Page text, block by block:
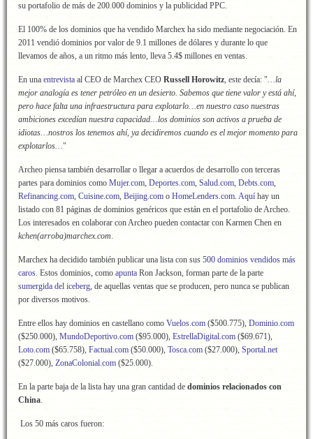
su portafolio de más de 200.000 dominios y la publicidad PPC.
El 100% de los dominios que ha vendido Marchex ha sido mediante negociación. En
2011 vendió dominios por valor de 9.1 millones de dólares y durante lo que
llevamos de años, a un ritmo más lento, lleva 5.4$ millones en ventas.
En una entrevista al CEO de Marchex CEO Russell Horowitz, este decía: "…la
mejor analogía es tener petróleo en un desierto. Sabemos que tiene valor y está ahí,
pero hace falta una infraestructura para explotarlo…en nuestro caso nuestras
ambiciones excedían nuestra capacidad…los dominios son activos a prueba de
idiotas…nostros los tenemos ahí, ya decidiremos cuando es el mejor momento para
explotarlos…"
Archeo piensa también desarrollar o llegar a acuerdos de desarrollo con terceras
partes para dominios como Mujer.com, Deportes.com, Salud.com, Debts.com,
Refinancing.com, Cuisine.com, Beijing.com o HomeLenders.com. Aquí hay un
listado con 81 páginas de dominios genéricos que están en el portafolio de Archeo.
Los interesados en colaborar con Archeo pueden contactar con Karmen Chen en
kchen(arroba)marchex.com.
Marchex ha decidido también publicar una lista con sus 500 dominios vendidos más
caros. Estos dominios, como apunta Ron Jackson, forman parte de la parte
sumergida del iceberg, de aquellas ventas que se producen, pero nunca se publican
por diversos motivos.
Entre ellos hay dominios en castellano como Vuelos.com ($500.775), Dominio.com
($250.000), MundoDeportivo.com ($95.000), EstrellaDigital.com ($69.671),
Loto.com ($65.758), Factual.com ($50.000), Tosca.com ($27.000), Sportal.net
($27.000), ZonaColonial.com ($25.000).
En la parte baja de la lista hay una gran cantidad de dominios relacionados con
China.
Los 50 más caros fueron: